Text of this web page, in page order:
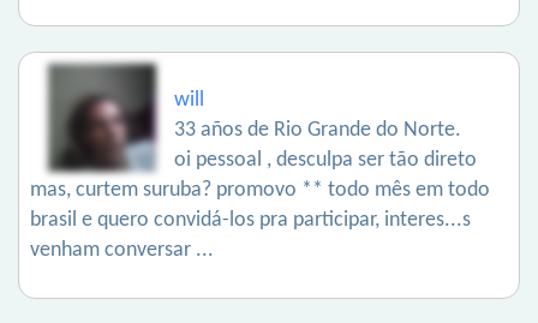
will
33 años de Rio Grande do Norte.
oi pessoal , desculpa ser tão direto
mas, curtem suruba? promovo ** todo mês em todo
brasil e quero convidá-los pra participar, interes...s
venham conversar ...